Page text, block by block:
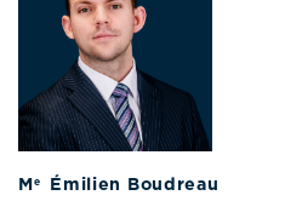
M e Émilien Boudreau